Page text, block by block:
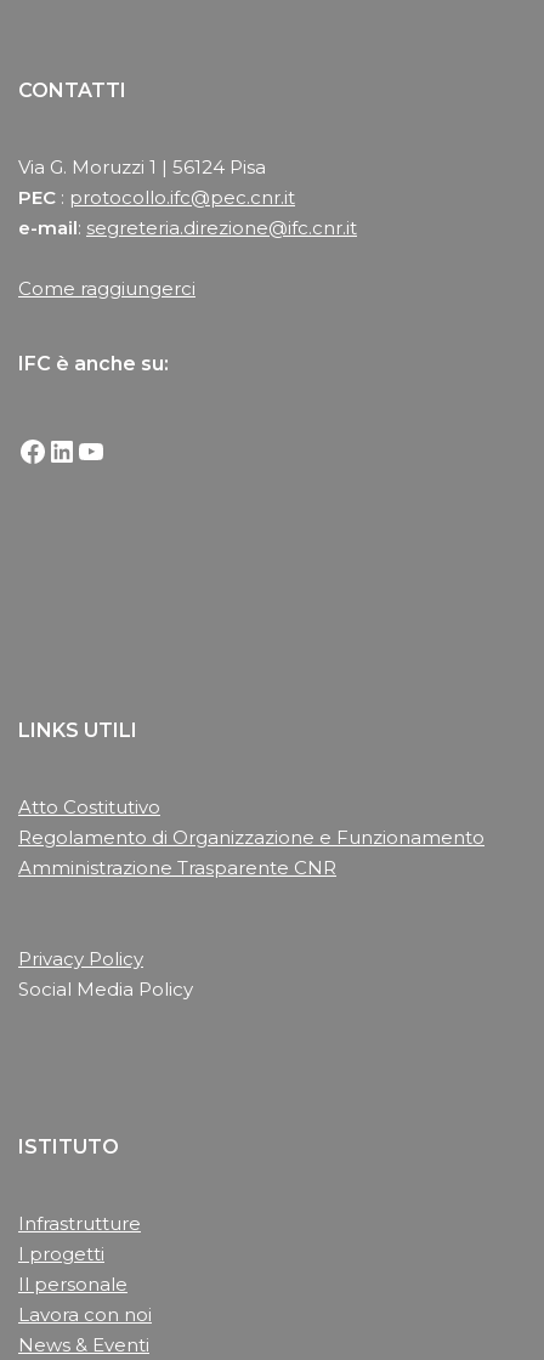
CONTATTI
Via G. Moruzzi 1 | 56124 Pisa
PEC : protocollo.ifc@pec.cnr.it
e-mail: segreteria.direzione@ifc.cnr.it
Come raggiungerci
IFC è anche su:
LINKS UTILI
Atto Costitutivo
Regolamento di Organizzazione e Funzionamento
Amministrazione Trasparente CNR
Privacy Policy
Social Media Policy
ISTITUTO
Infrastrutture
I progetti
Il personale
Lavora con noi
News & Eventi